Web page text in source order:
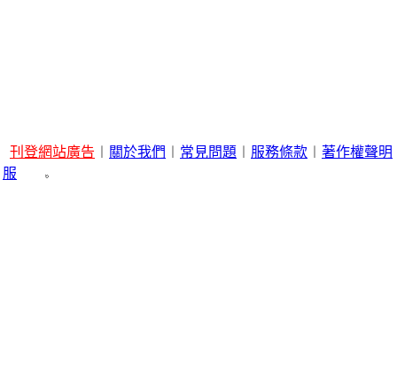
刊登網站廣告 關於我們 常見問題 服務條款 著作權聲明
服